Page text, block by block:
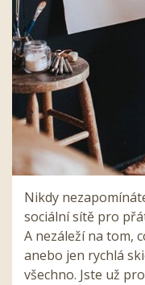
Nikdy
sociální sítě pro
A nezáleží na tom,
anebo jen rychlá
všechno. Jste už